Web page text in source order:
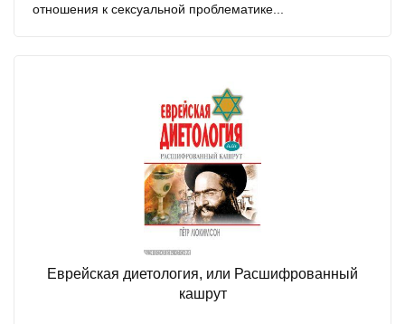
отношения к сексуальной проблематике...
Еврейская диетология, или Расшифрованный
кашрут